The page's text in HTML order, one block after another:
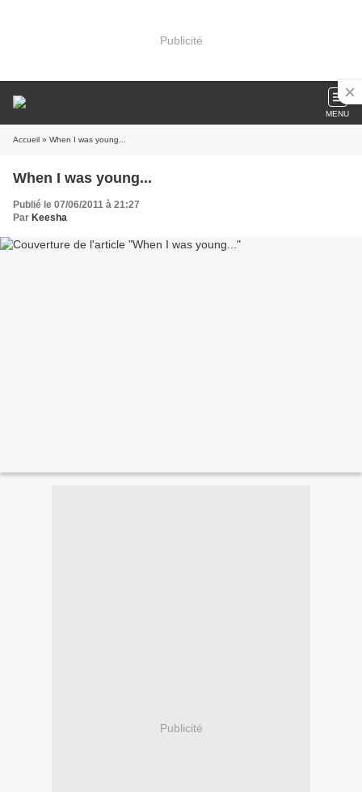
Publicité
MENU
Accueil » When I was young...
When I was young...
Publié le 07/06/2011 à 21:27
Par Keesha
Publicité